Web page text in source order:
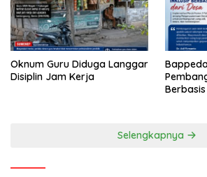
Oknum Guru Diduga Langgar
Disiplin Jam Kerja
Selengkapnya